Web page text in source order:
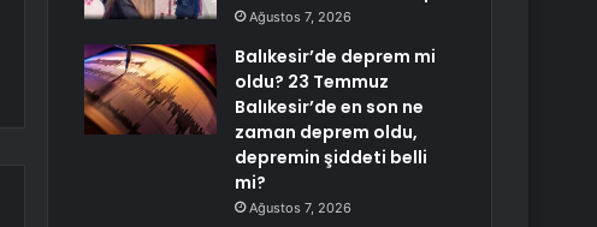
Ağustos 7, 2026
Balıkesir’de deprem mi
oldu? 23 Temmuz
Balıkesir’de en son ne
zaman deprem oldu,
depremin şiddeti belli
mi?
Ağustos 7, 2026